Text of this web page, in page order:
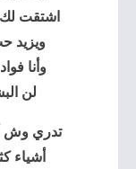
اشتقت
ويزيد
وأنا
لن
تدري وش
أشياء